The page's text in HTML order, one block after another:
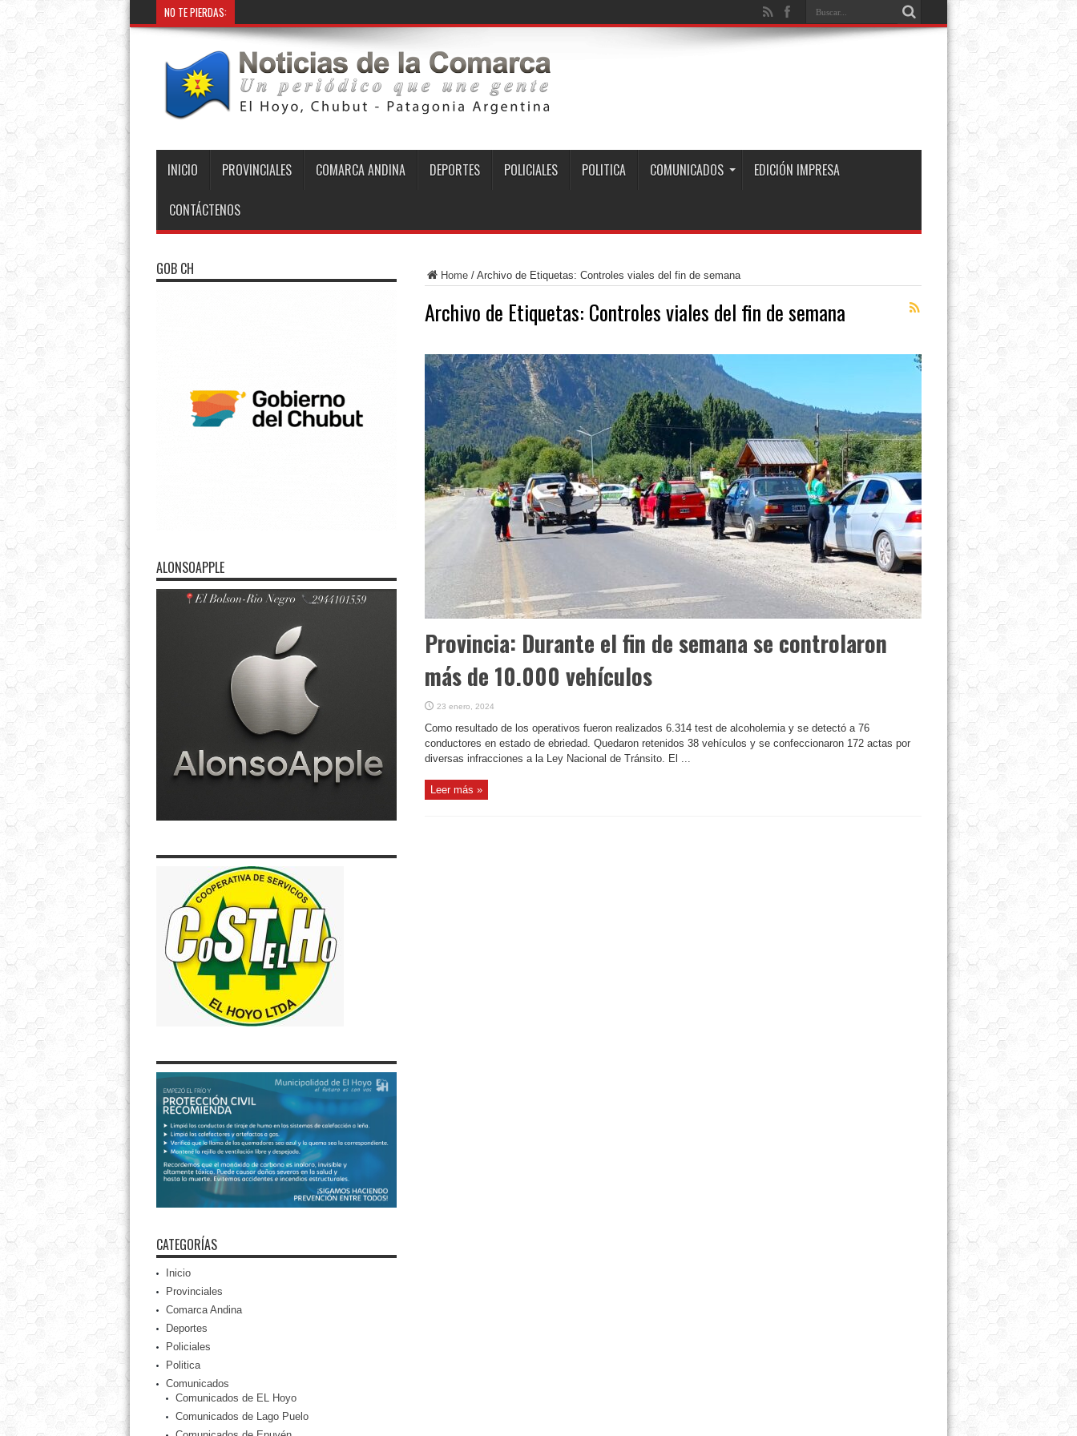
NO TE PIERDAS:
INICIO PROVINCIALES COMARCA ANDINA DEPORTES POLICIALES POLITICA COMUNICADOS EDICIÓN IMPRESA
CONTÁCTENOS
Home/ Archivo de Etiquetas: Controles viales del fin de semana
Archivo de Etiquetas: Controles viales del fin de semana
Provincia: Durante el fin de semana se controlaron
más de 10.000 vehículos
23 enero, 2024
Como resultado de los operativos fueron realizados 6.314 test de alcoholemia y se detectó a 76
conductores en estado de ebriedad. Quedaron retenidos 38 vehículos y se confeccionaron 172 actas por
diversas infracciones a la Ley Nacional de Tránsito. El ...
Leer más »
GOB CH
ALONSOAPPLE
CATEGORÍAS
Inicio
Provinciales
Comarca Andina
Deportes
Policiales
Politica
Comunicados
Comunicados de EL Hoyo
Comunicados de Lago Puelo